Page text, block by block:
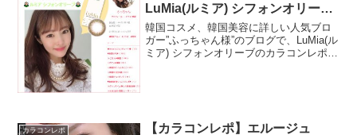
LuMia(ルミア) シフォンオリーブ
のカラコン着画レポ！
韓国コスメ、韓国美容に詳しい人気ブロ
ガー”ふっちゃん様”のブログで、LuMia(ル
ミア) シフォンオリーブのカラコンレポを
カラコンレポ
【カラコンレポ】エルージュ